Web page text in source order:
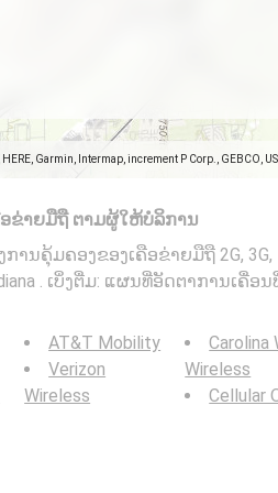
Garmin, Intermap, increment P Corp., GEBCO,
ຂ່າຍມືຖື ຕາມຜູ້ໃຫ້ບໍລິການ
ານຄຸ້ມຄອງຂອງເຄືອຂ່າຍມືຖື 2G, 3G,
. ເບິ່ງຕື່ມ: ແຜນທີ່ອັດຕາການເຄື່ອ
AT&T Mobility
Verizon
Wireless
Carolina
Wireless
Cellular